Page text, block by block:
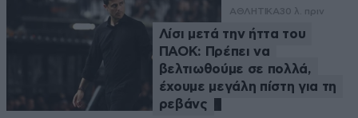
ΑΘΛΗΤΙΚΑ30 λ. πριν
Λίσι μετά την ήττα του
ΠΑΟΚ: Πρέπει να
βελτιωθούμε σε πολλά,
έχουμε μεγάλη πίστη για τη
ρεβάνς